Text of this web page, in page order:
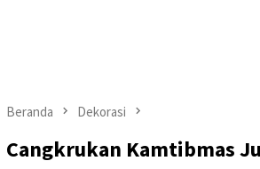
Beranda Dekorasi
Cangkrukan Kamtibmas